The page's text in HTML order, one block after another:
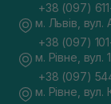
+38 (097)
м. Львів, вул.
+38 (097)
м. Рівне, вул.
+38 (097)
м. Рівне, вул.